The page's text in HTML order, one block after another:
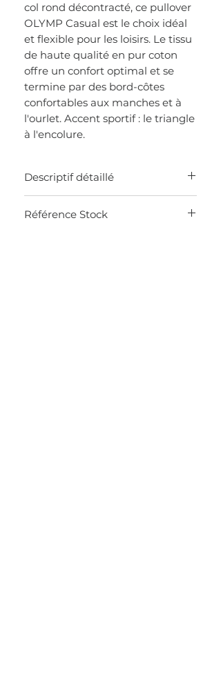
col rond décontracté, ce pullover
OLYMP Casual est le choix idéal
et flexible pour les loisirs. Le tissu
de haute qualité en pur coton
offre un confort optimal et se
termine par des bord-côtes
confortables aux manches et à
l'ourlet. Accent sportif : le triangle
à l'encolure.
Descriptif détaillé
Référence Stock